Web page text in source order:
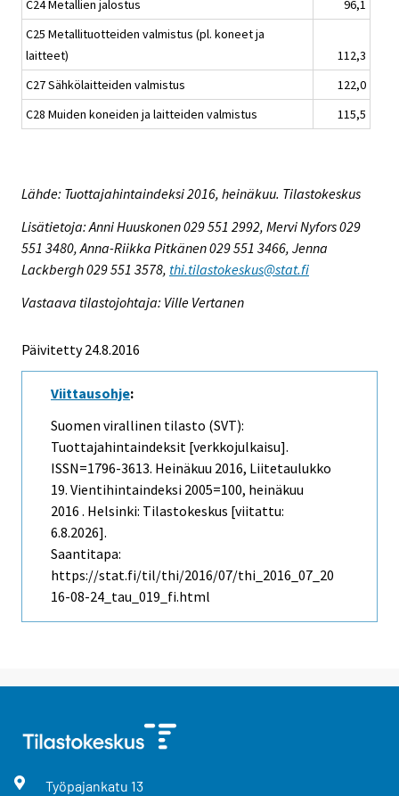
C24 Metallien jalostus
96,1
C25 Metallituotteiden valmistus (pl. koneet ja
laitteet)
112,3
C27 Sähkölaitteiden valmistus
122,0
C28 Muiden koneiden ja laitteiden valmistus
115,5
Lähde: Tuottajahintaindeksi 2016, heinäkuu. Tilastokeskus
Lisätietoja: Anni Huuskonen 029 551 2992, Mervi Nyfors 029
551 3480, Anna-Riikka Pitkänen 029 551 3466, Jenna
Lackbergh 029 551 3578, thi.tilastokeskus@stat.fi
Vastaava tilastojohtaja: Ville Vertanen
Päivitetty 24.8.2016
Viittausohje:
Suomen virallinen tilasto (SVT):
Tuottajahintaindeksit [verkkojulkaisu].
ISSN=1796-3613. Heinäkuu 2016, Liitetaulukko
19. Vientihintaindeksi 2005=100, heinäkuu
2016 . Helsinki: Tilastokeskus [viitattu:
6.8.2026].
Saantitapa:
https://stat.fi/til/thi/2016/07/thi_2016_07_20
16-08-24_tau_019_fi.html
Työpajankatu 13